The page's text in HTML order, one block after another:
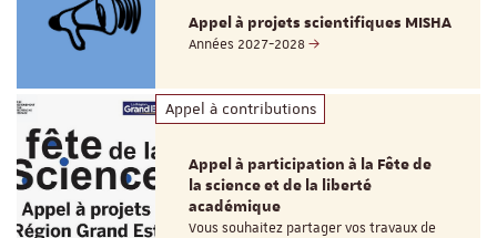
Appel à projets scientifiques MISHA
Années 2027-2028
Appel à contributions
Appel à participation à la Fête de
la science et de la liberté
académique
Vous souhaitez partager vos travaux de